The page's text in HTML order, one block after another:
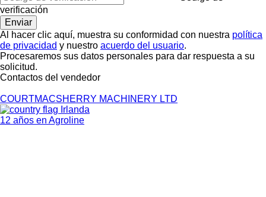
verificación
Al hacer clic aquí, muestra su conformidad con nuestra política
de privacidad y nuestro acuerdo del usuario.
Procesaremos sus datos personales para dar respuesta a su
solicitud.
Contactos del vendedor
COURTMACSHERRY MACHINERY LTD
Irlanda
12 años en Agroline